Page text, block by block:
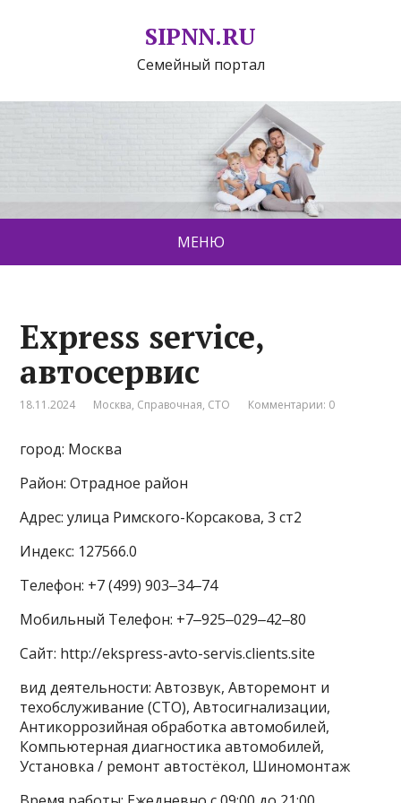
SIPNN.RU
Семейный портал
МЕНЮ
Express service,
автосервис
18.11.2024 Москва, Справочная, СТО Комментарии: 0
город: Москва
Район: Отрадное район
Адрес: улица Римского-Корсакова, 3 ст2
Индекс: 127566.0
Телефон: +7 (499) 903‒34‒74
Мобильный Телефон: +7‒925‒029‒42‒80
Сайт: http://ekspress-avto-servis.clients.site
вид деятельности: Автозвук, Авторемонт и
техобслуживание (СТО), Автосигнализации,
Антикоррозийная обработка автомобилей,
Компьютерная диагностика автомобилей,
Установка / ремонт автостёкол, Шиномонтаж